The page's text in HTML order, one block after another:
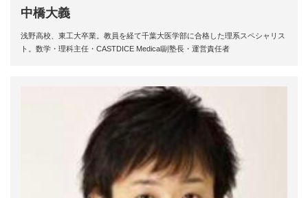
中橋大義
浅野高校、東工大卒業。教員を経て千葉大医学部に合格した理系スペシャリス
ト。数学・理科主任・CASTDICE Medical副塾長・運営責任者